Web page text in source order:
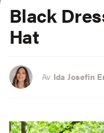
Black
Hat
Av Ida Josefin